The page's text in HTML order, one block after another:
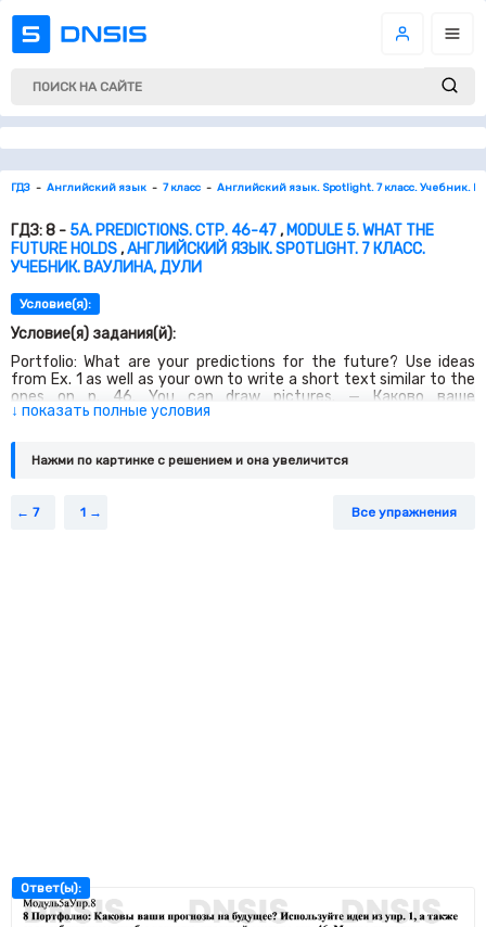
ГДЗ Английский язык 7 класс Английский язык. Spotlight. 7 класс. Учебник.
ГДЗ: 8 - 5A. PREDICTIONS. СТР. 46-47, MODULE 5. WHAT THE
FUTURE HOLDS,АНГЛИЙСКИЙ ЯЗЫК. SPOTLIGHT. 7 КЛАСС.
УЧЕБНИК. ВАУЛИНА, ДУЛИ
Условие(я):
Условие(я) задания(й):
Portfolio: What are your predictions for the future? Use ideas
from Ex. 1 as well as your own to write a short text similar to the
ones on p. 46. You can draw pictures. — Каково ваше
предсказание будущего? Используйте идеи из упражнения 1 и
похожий на текст на странице 46. Вы можете нарисовать
картинки.
↓ показать полные условия
Нажми по картинке c решением и она увеличится
7 1 Все упражнения
Ответ(ы):